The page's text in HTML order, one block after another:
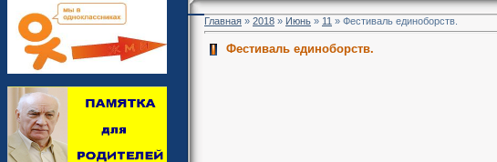
Главная » 2018 » Июнь » 11 » Фестиваль единоборств.
Фестиваль единоборств.